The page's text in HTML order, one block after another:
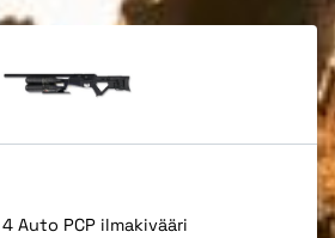
Auto PCP ilmakivääri